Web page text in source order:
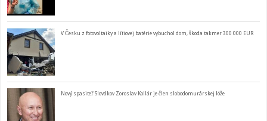
V Česku z fotovoltaiky a lítiovej batérie vybuchol dom, škoda takmer 300 000 EUR
Nový spasiteľ Slovákov Zoroslav Kollár je člen slobodomurárskej lóže